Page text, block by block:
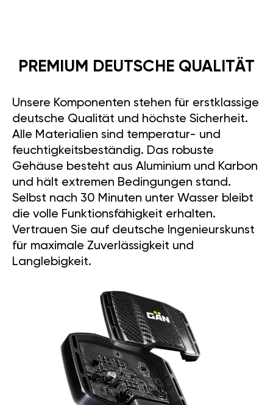
PREMIUM DEUTSCHE QUALITÄT
Unsere Komponenten stehen für erstklassige
deutsche Qualität und höchste Sicherheit.
Alle Materialien sind temperatur- und
feuchtigkeitsbeständig. Das robuste
Gehäuse besteht aus Aluminium und Karbon
und hält extremen Bedingungen stand.
Selbst nach 30 Minuten unter Wasser bleibt
die volle Funktionsfähigkeit erhalten.
Vertrauen Sie auf deutsche Ingenieurskunst
für maximale Zuverlässigkeit und
Langlebigkeit.